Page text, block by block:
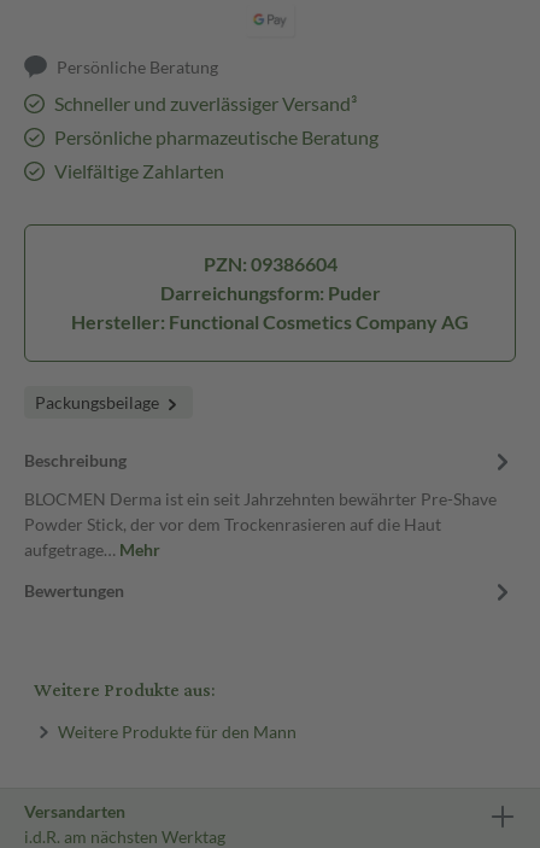
Persönliche Beratung
Schneller und zuverlässiger Versand³
Persönliche pharmazeutische Beratung
Vielfältige Zahlarten
PZN: 09386604
Darreichungsform: Puder
Hersteller: Functional Cosmetics Company AG
Packungsbeilage
Beschreibung
BLOCMEN Derma ist ein seit Jahrzehnten bewährter Pre-Shave
Powder Stick, der vor dem Trockenrasieren auf die Haut
aufgetrage… Mehr
Bewertungen
Weitere Produkte aus:
Weitere Produkte für den Mann
Versandarten
i.d.R. am nächsten Werktag